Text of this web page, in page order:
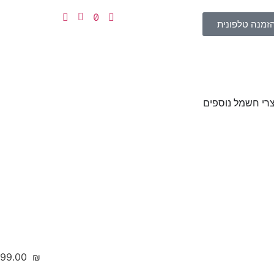
טלפונית
חשמל נוספים
‎99.00 ₪